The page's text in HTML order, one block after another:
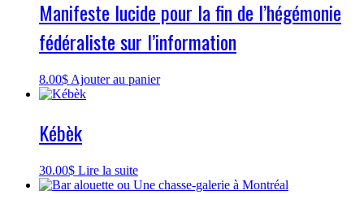
Manifeste lucide pour la fin de l’hégémonie
fédéraliste sur l’information
8.00$ Ajouter au panier
Kébèk
30.00$ Lire la suite